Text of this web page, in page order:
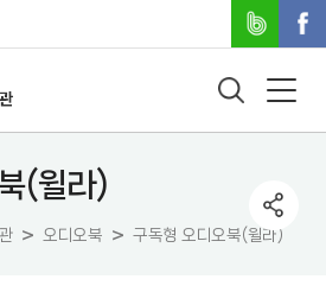
(윌라)
오디오북 구독형 오디오북(윌라)